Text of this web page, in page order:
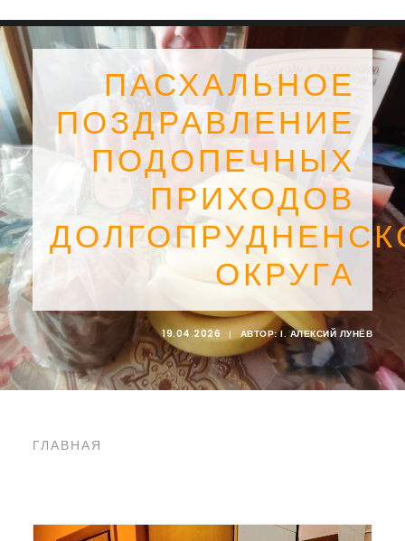
SEARCH
ПАСХАЛЬНОЕ
ПОЗДРАВЛЕНИЕ
ПОДОПЕЧНЫХ
ПРИХОДОВ
ОКРУГА
19.04.2026 | АВТОР:I. АЛЕКСИЙ ЛУНЁВ
ГЛАВНАЯ